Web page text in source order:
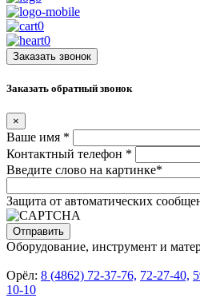
0
0
Заказать звонок
Заказать обратный звонок
×
Ваше имя *
Контактный телефон *
Введите слово на картинке*
Защита от автоматических
Оборудование, инструмент и
Орёл: 8 (4862) 72-37-76, 72-27-40,
10-10